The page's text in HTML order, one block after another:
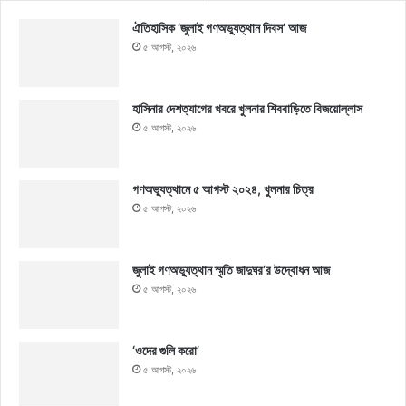
ঐতিহাসিক ‘জুলাই গণঅভ্যুত্থান দিবস’ আজ
৫ আগস্ট, ২০২৬
হাসিনার দেশত্যাগের খবরে খুলনার শিববাড়িতে বিজয়োল্লাস
৫ আগস্ট, ২০২৬
গণঅভ্যুত্থানে ৫ আগস্ট ২০২৪, খুলনার চিত্র
৫ আগস্ট, ২০২৬
জুলাই গণঅভ্যুত্থান স্মৃতি জাদুঘর’র উদ্বোধন আজ
৫ আগস্ট, ২০২৬
‘ওদের গুলি করো’
৫ আগস্ট, ২০২৬